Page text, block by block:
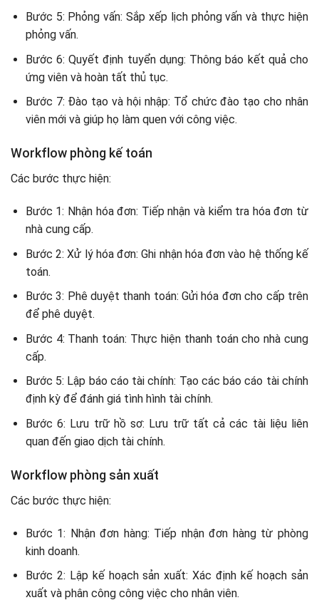
Bước 5: Phỏng vấn: Sắp xếp lịch phỏng vấn và thực hiện
phỏng vấn.
Bước 6: Quyết định tuyển dụng: Thông báo kết quả cho
ứng viên và hoàn tất thủ tục.
Bước 7: Đào tạo và hội nhập: Tổ chức đào tạo cho nhân
viên mới và giúp họ làm quen với công việc.
Workflow phòng kế toán
Các bước thực hiện:
Bước 1: Nhận hóa đơn: Tiếp nhận và kiểm tra hóa đơn từ
nhà cung cấp.
Bước 2: Xử lý hóa đơn: Ghi nhận hóa đơn vào hệ thống kế
toán.
Bước 3: Phê duyệt thanh toán: Gửi hóa đơn cho cấp trên
để phê duyệt.
Bước 4: Thanh toán: Thực hiện thanh toán cho nhà cung
cấp.
Bước 5: Lập báo cáo tài chính: Tạo các báo cáo tài chính
định kỳ để đánh giá tình hình tài chính.
Bước 6: Lưu trữ hồ sơ: Lưu trữ tất cả các tài liệu liên
quan đến giao dịch tài chính.
Workflow phòng sản xuất
Các bước thực hiện:
Bước 1: Nhận đơn hàng: Tiếp nhận đơn hàng từ phòng
kinh doanh.
Bước 2: Lập kế hoạch sản xuất: Xác định kế hoạch sản
xuất và phân công công việc cho nhân viên.